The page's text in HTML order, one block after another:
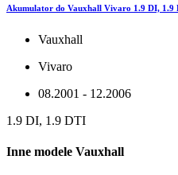
Akumulator do Vauxhall Vivaro 1.9 DI, 1.9
Vauxhall
Vivaro
08.2001 - 12.2006
1.9 DI, 1.9 DTI
Inne modele Vauxhall